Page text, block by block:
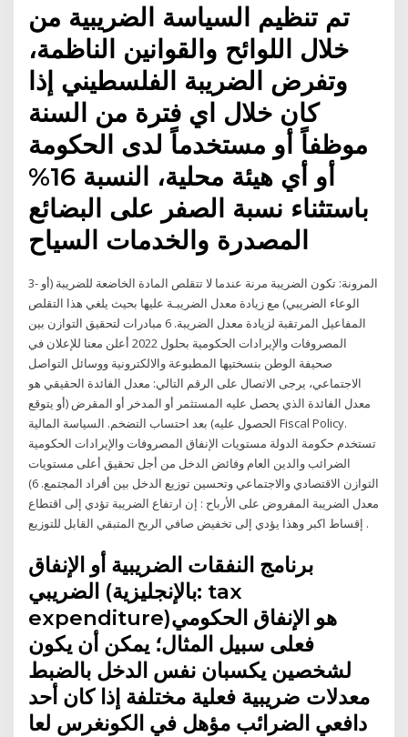
تم تنظيم السياسة الضريبية من
خلال اللوائح والقوانين الناظمة،
وتفرض الضريبة الفلسطيني إذا
كان خلال اي فترة من السنة
موظفاً أو مستخدماً لدى الحكومة
أو أي هيئة محلية، النسبة 16%
باستثناء نسبة الصفر على البضائع
المصدرة والخدمات السياح
3- المرونة: تكون الضريبة مرنة عندما لا تتقلص المادة الخاضعة للضريبة (أو
الوعاء الضريبي) مع زيادة معدل الضريبـة عليها بحيث يلغي هذا التقلص
المفاعيل المرتقبة لزيادة معدل الضريبة. 6 مبادرات لتحقيق التوازن بين
المصروفات والإيرادات الحكومية بحلول 2022 أعلن معنا للإعلان في
صحيفة الوطن بنسختيها المطبوعة والالكترونية ووسائل التواصل
الاجتماعي، يرجى الاتصال على الرقم التالي: معدل الفائدة الحقيقي هو
معدل الفائدة الذي يحصل عليه المستثمر أو المدخر أو المقرض (أو يتوقع
الحصول عليه) بعد احتساب التضخم. السياسة المالية Fiscal Policy.
تستخدم حكومة الدولة مستويات الإنفاق المصروفات والإيرادات الحكومية
الضرائب والدين العام وفائض الدخل من أجل تحقيق أعلى مستويات
التوازن الاقتصادي والاجتماعي وتحسين توزيع الدخل بين أفراد المجتمع. 6)
معدل الضريبة المفروض على الأرباح : إن ارتفاع الضريبة تؤدي إلى اقتطاع
إقساط اكبر وهذا يؤدي إلى تخفيض صافي الربح المتبقي القابل للتوزيع .
برنامج النفقات الضريبية أو الإنفاق
الضريبي (بالإنجليزية: tax
expenditure)‏ هو الإنفاق الحكومي
فعلى سبيل المثال؛ يمكن أن يكون
لشخصين يكسبان نفس الدخل بالضبط
معدلات ضريبية فعلية مختلفة إذا كان أحد
دافعي الضرائب مؤهل في الكونغرس لعا